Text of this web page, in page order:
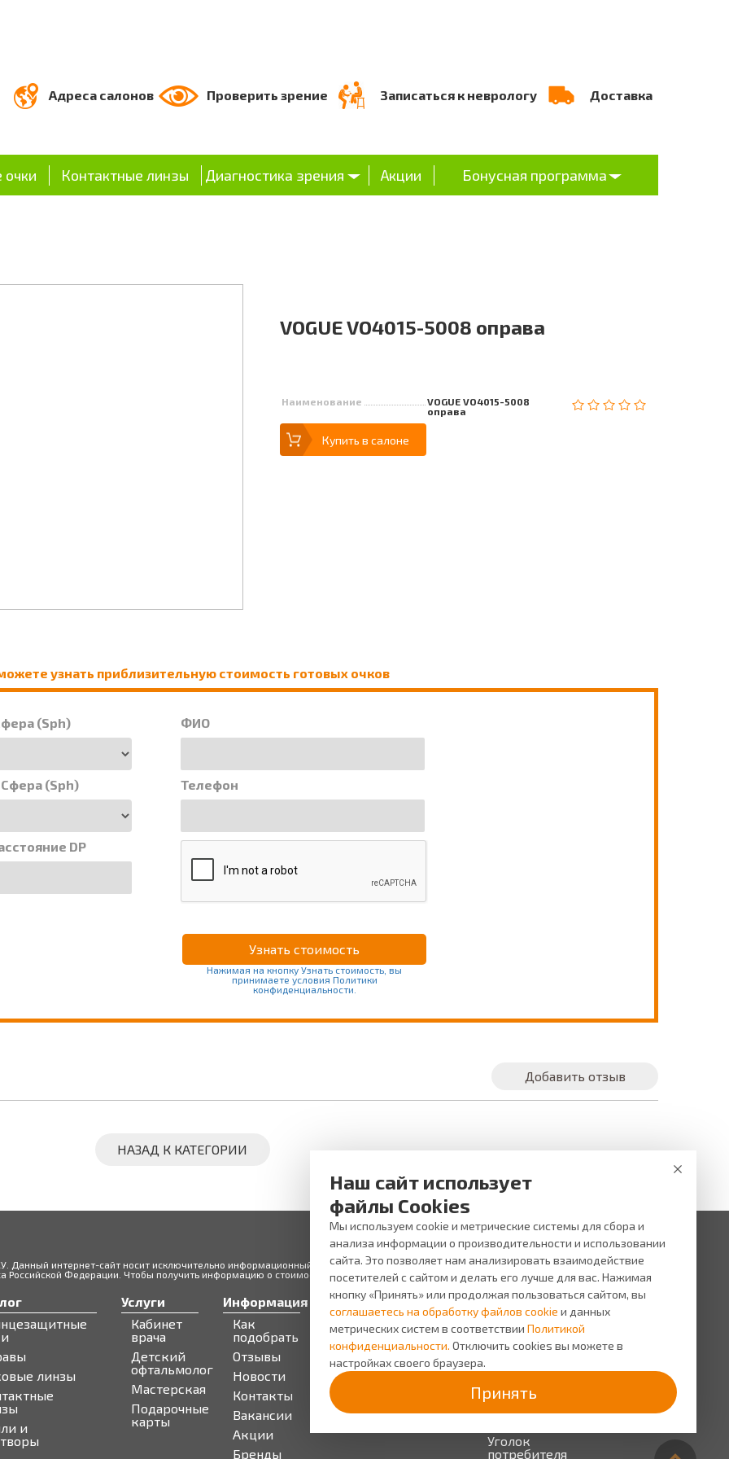
Адреса салонов Проверить зрение Записаться к неврологу Доставка
Контактные линзы Диагностика зрения Акции Бонусная программа
VOGUE VO4015-5008 оправа
Наименование
VOGUE VO4015-5008
оправа
Купить в салоне
узнать приблизительную стоимость готовых очков
(Sph)
Сфера (Sph)
DP
ФИО
Телефон
Нажимая на кнопку Узнать стоимость, вы
принимаете условия Политики
конфиденциальности.
Добавить отзыв
НАЗАД К КАТЕГОРИИ
интернет-сайт носит исключительно информационный характер и ни при каких условиях не является публичной офертой,
Российской Федерации. Чтобы получить информацию о стоимости товаров и услуг, пожалуйста, обращайтесь в салоны оптики ВИЖУ.
линзы
и
Услуги
Кабинет
врача
Детский
офтальмолог
Мастерская
Подарочные
карты
Информация
Как
подобрать
Отзывы
Новости
Контакты
Вакансии
Акции
Бренды
Сервисы
Запись на прием
Бонусная
программа
О компании
О
компании
Новости
Прайс-
Уголок
потребителя
Наш сайт использует
файлы Cookies
Мы используем cookie и метрические системы для сбора и
анализа информации о производительности и использовании
сайта. Это позволяет нам анализировать взаимодействие
посетителей с сайтом и делать его лучше для вас. Нажимая
кнопку «Принять» или продолжая пользоваться сайтом, вы
соглашаетесь на обработку файлов cookie и данных
метрических систем в соответствии Политикой
конфиденциальности. Отключить cookies вы можете в
настройках своего браузера.
Принять